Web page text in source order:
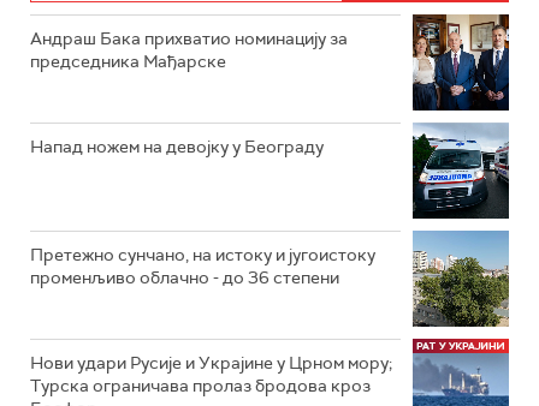
Андраш Бака прихватио номинацију за
председника Мађарске
Напад ножем на девојку у Београду
Претежно сунчано, на истоку и југоистоку
променљиво облачно - до 36 степени
Нови удари Русије и Украјине у Црном мору;
Турска ограничава пролаз бродова кроз